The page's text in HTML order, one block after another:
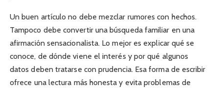
Un buen artículo no debe mezclar rumores con hechos.
Tampoco debe convertir una búsqueda familiar en una
afirmación sensacionalista. Lo mejor es explicar qué se
conoce, de dónde viene el interés y por qué algunos
datos deben tratarse con prudencia. Esa forma de escribir
ofrece una lectura más honesta y evita problemas de